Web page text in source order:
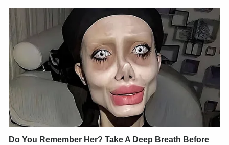
Do You Remember Her? Take A Deep Breath Before